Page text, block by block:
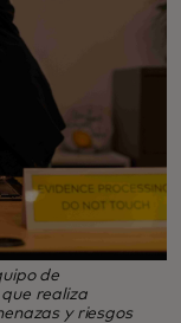
de
realiza
y riesgos